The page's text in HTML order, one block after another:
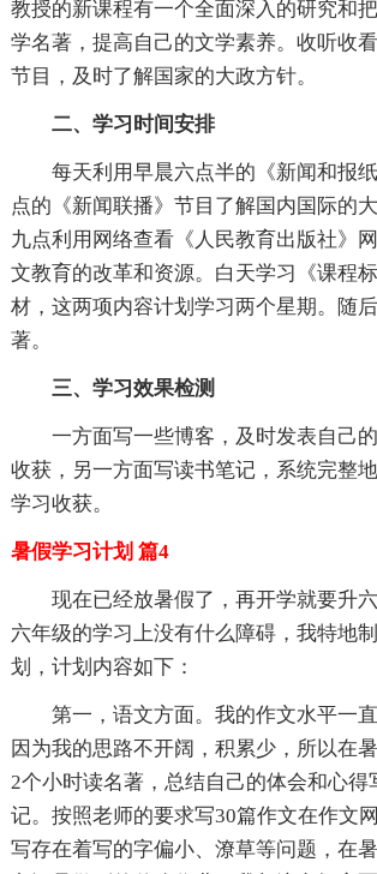
教授的新课程有一个全面深入的研究和
学名著，提高自己的文学素养。收听收
节目，及时了解国家的大政方针。
二、学习时间安排
每天利用早晨六点半的《新闻和报
点的《新闻联播》节目了解国内国际的
九点利用网络查看《人民教育出版社》
文教育的改革和资源。白天学习《课程
材，这两项内容计划学习两个星期。随
著。
三、学习效果检测
一方面写一些博客，及时发表自己
收获，另一方面写读书笔记，系统完整
学习收获。
暑假学习计划 篇4
现在已经放暑假了，再开学就要升
六年级的学习上没有什么障碍，我特地
划，计划内容如下：
第一，语文方面。我的作文水平一
因为我的思路不开阔，积累少，所以在
2个小时读名著，总结自己的体会和心得
记。按照老师的要求写30篇作文在作文
写存在着写的字偏小、潦草等问题，在